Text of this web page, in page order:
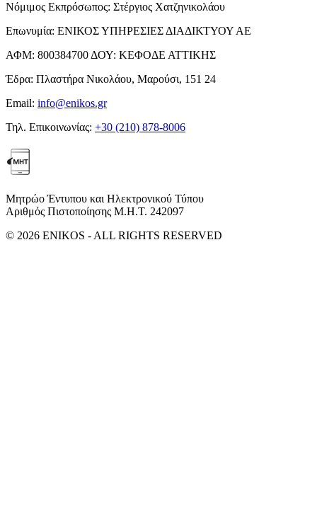
Νόμιμος Εκπρόσωπος: Στέργιος Χατζηνικολάου
Επωνυμία: ΕΝΙΚΟΣ ΥΠΗΡΕΣΙΕΣ ΔΙΑΔΙΚΤΥΟΥ ΑΕ
ΑΦΜ: 800384700 ΔΟΥ: ΚΕΦΟΔΕ ΑΤΤΙΚΗΣ
Έδρα: Πλαστήρα Νικολάου, Μαρούσι, 151 24
Email: info@enikos.gr
Τηλ. Επικοινωνίας: +30 (210) 878-8006
Μητρώο Έντυπου και Ηλεκτρονικού Τύπου
Αριθμός Πιστοποίησης Μ.Η.Τ. 242097
© 2026 ENIKOS - ALL RIGHTS RESERVED